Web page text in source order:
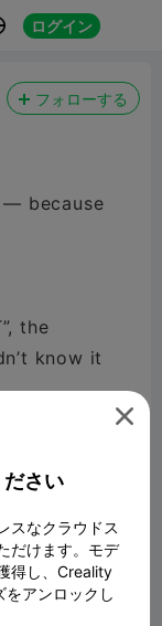
ログイン
フォローする
because
the
know it
so cute it
and

さい
スなクラウドス
だけます。モデ
得し、Creality
アンロックし